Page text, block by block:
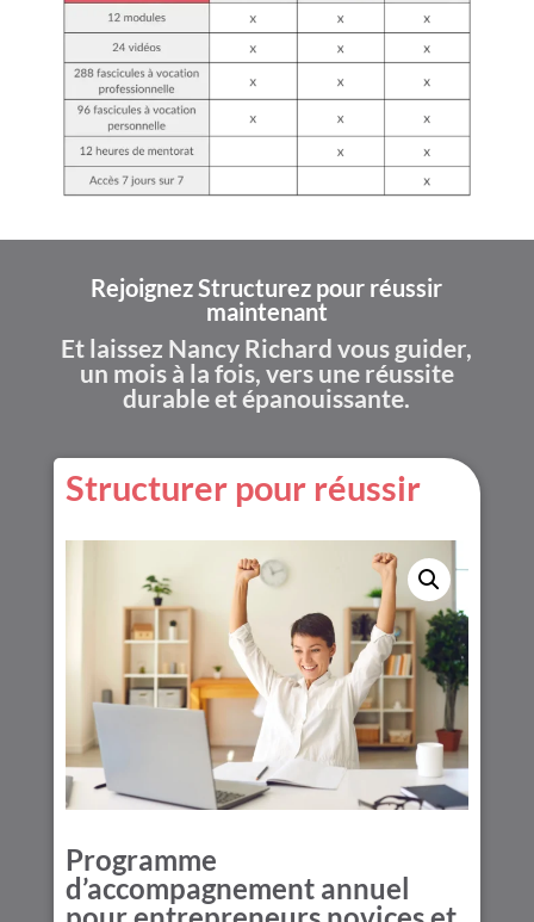
Rejoignez Structurez pour réussir
maintenant
Et laissez Nancy Richard vous guider,
un mois à la fois, vers une réussite
durable et épanouissante.
Structurer pour réussir
Programme
d’accompagnement annuel